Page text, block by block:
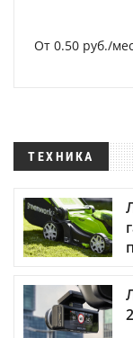
От 0.50 руб./
ТЕХНИКА